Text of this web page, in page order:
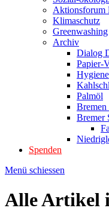
Aktionsforum
Klimaschutz
Greenwashing
Archiv
Dialog
Papier-
Palmöl
Bremen
Bremer
Spenden
Menü schiessen
Alle Artikel